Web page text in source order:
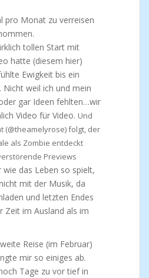
pro Monat zu verreisen
tollen Start mit
hatte (diesem hier)
Ewigkeit bis ein
Nicht weil ich und mein
gar Ideen fehlten…wir
Video für Video. Und
(@theamelyrose) folgt, der
als Zombie entdeckt
Previews
wie das Leben so spielt,
mit der Musik, da
und letzten Endes
Zeit im Ausland als im
Reise (im Februar)
mir so einiges ab.
Tage zu vor tief in